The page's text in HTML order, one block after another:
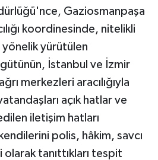
Gaziosmanpaşa
koordinesinde, nitelikli
yönelik yürütülen
İstanbul ve İzmir
merkezleri aracılığıyla
açık hatlar ve
iletişim hatları
polis, hâkim, savcı
tanıttıkları tespit